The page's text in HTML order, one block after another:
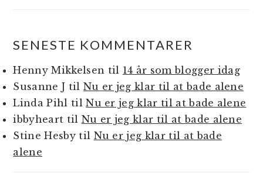
SENESTE KOMMENTARER
Henny Mikkelsen til 14 år som blogger idag
Susanne J til Nu er jeg klar til at bade alene
Linda Pihl tilNu er jeg klar til at bade alene
ibbyheart til Nu er jeg klar til at bade alene
Stine Hesbytil Nu er jeg klar til at bade
alene